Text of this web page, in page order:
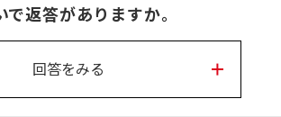
返答がありますか。
回答をみる